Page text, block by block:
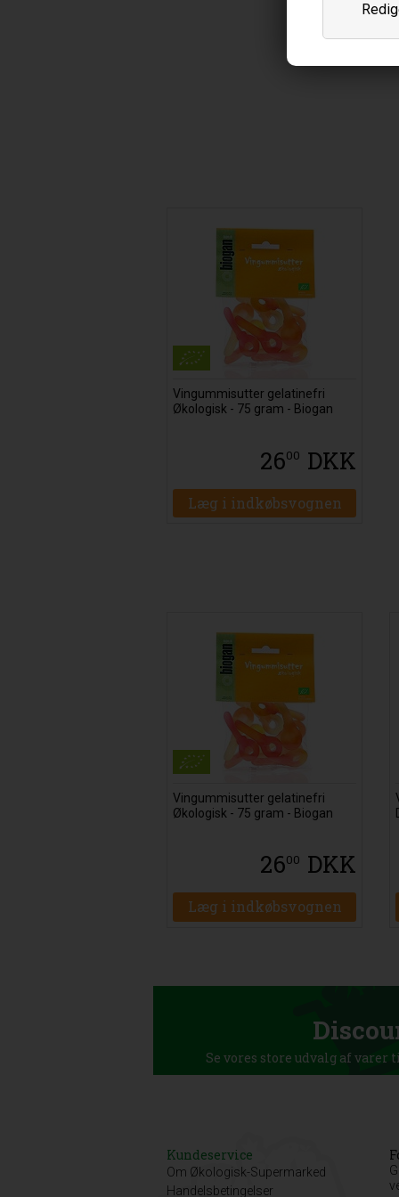
Vingummisutter gelatinefri
Økologisk - 75 gram - Biogan
2600 DKK
Læg i indkøbsvognen
Vingummisutter gelatinefri
Økologisk - 75 gram - Biogan
2600 DKK
Læg i indkøbsvognen
Se vores store udvalg af varer
Kundeservice
Om Økologisk-Supermarked
Handelsbetingelser